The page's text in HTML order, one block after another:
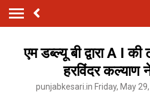
एम डब्ल्यू बी द्वारा A I
हरविंदर कल्याण
punjabkesari.in Friday, May